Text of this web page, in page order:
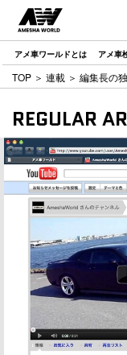
アメ車ワールドとは アメ車
TOP ＞ 連載 ＞ 編集長の
REGULAR